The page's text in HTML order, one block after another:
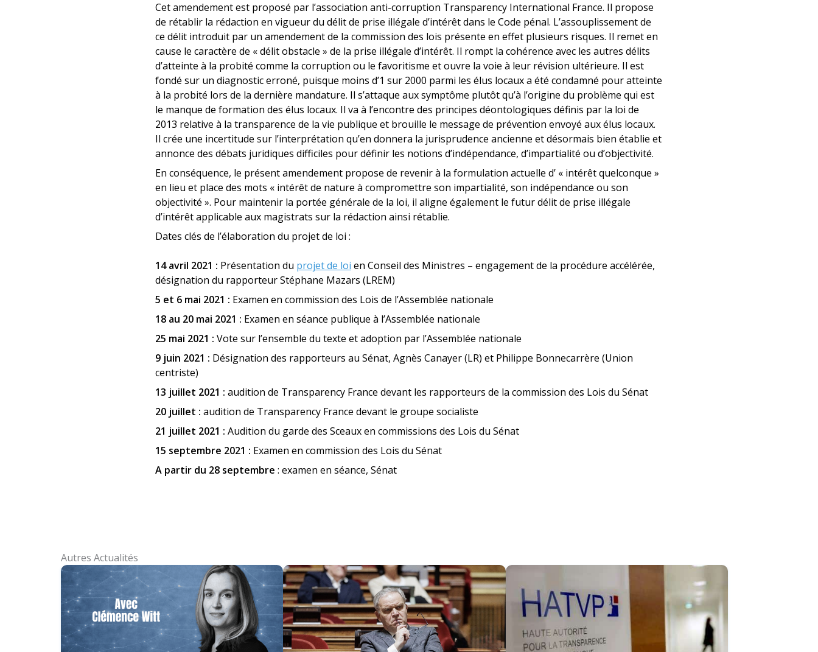
Cet amendement est proposé par l’association anti-corruption Transparency International France. Il propose
de rétablir la rédaction en vigueur du délit de prise illégale d’intérêt dans le Code pénal. L’assouplissement de
ce délit introduit par un amendement de la commission des lois présente en effet plusieurs risques. Il remet en
cause le caractère de « délit obstacle » de la prise illégale d’intérêt. Il rompt la cohérence avec les autres délits
d’atteinte à la probité comme la corruption ou le favoritisme et ouvre la voie à leur révision ultérieure. Il est
fondé sur un diagnostic erroné, puisque moins d’1 sur 2000 parmi les élus locaux a été condamné pour atteinte
à la probité lors de la dernière mandature. Il s’attaque aux symptôme plutôt qu’à l’origine du problème qui est
le manque de formation des élus locaux. Il va à l’encontre des principes déontologiques définis par la loi de
2013 relative à la transparence de la vie publique et brouille le message de prévention envoyé aux élus locaux.
Il crée une incertitude sur l’interprétation qu’en donnera la jurisprudence ancienne et désormais bien établie et
annonce des débats juridiques difficiles pour définir les notions d’indépendance, d’impartialité ou d’objectivité.
En conséquence, le présent amendement propose de revenir à la formulation actuelle d’ « intérêt quelconque »
en lieu et place des mots « intérêt de nature à compromettre son impartialité, son indépendance ou son
objectivité ». Pour maintenir la portée générale de la loi, il aligne également le futur délit de prise illégale
d’intérêt applicable aux magistrats sur la rédaction ainsi rétablie.
Dates clés de l’élaboration du projet de loi :
14 avril 2021 : Présentation du projet de loi en Conseil des Ministres – engagement de la procédure accélérée,
désignation du rapporteur Stéphane Mazars (LREM)
5 et 6 mai 2021 : Examen en commission des Lois de l’Assemblée nationale
18 au 20 mai 2021 : Examen en séance publique à l’Assemblée nationale
25 mai 2021 : Vote sur l’ensemble du texte et adoption par l’Assemblée nationale
9 juin 2021 : Désignation des rapporteurs au Sénat, Agnès Canayer (LR) et Philippe Bonnecarrère (Union
centriste)
13 juillet 2021 : audition de Transparency France devant les rapporteurs de la commission des Lois du Sénat
20 juillet : audition de Transparency France devant le groupe socialiste
21 juillet 2021 : Audition du garde des Sceaux en commissions des Lois du Sénat
15 septembre 2021 : Examen en commission des Lois du Sénat
A partir du 28 septembre : examen en séance, Sénat
Autres Actualités